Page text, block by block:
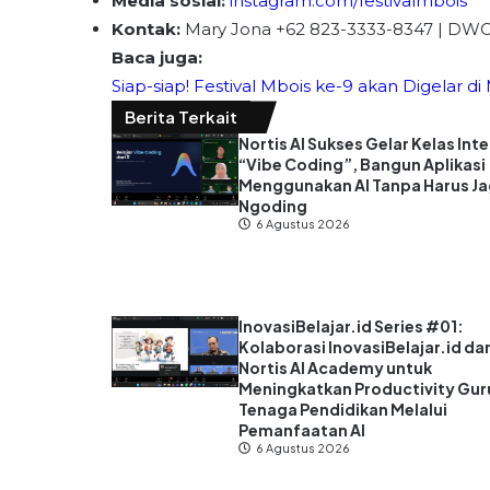
Kontak: Mary Jona +62 823-3333-8347 |
Baca juga:
Siap-siap! Festival Mbois ke-9 akan Digelar
Berita Terkait
Nortis AI Sukses Gelar Kelas
“Vibe Coding”, Bangun Aplikasi
Menggunakan AI Tanpa Harus
Ngoding
6 Agustus 2026
InovasiBelajar.id Series #01:
Kolaborasi InovasiBelajar.id
Nortis AI Academy untuk
Meningkatkan Productivity
Tenaga Pendidikan Melalui
Pemanfaatan AI
6 Agustus 2026